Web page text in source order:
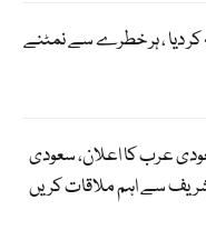
دیا ، ہر خطرے سے نمٹنے
عرب کا اعلان، سعودی
شریف سے اہم ملاقات کریں